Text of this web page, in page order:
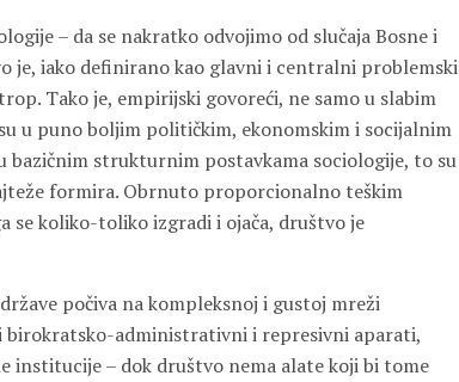
– da se nakratko odvojimo od slučaja Bosne i
je, iako definirano kao glavni i centralni problemski
Tako je, empirijski govoreći, ne samo u slabim
u puno boljim političkim, ekonomskim i socijalnim
bazičnim strukturnim postavkama sociologije, to su
formira. Obrnuto proporcionalno teškim
se koliko-toliko izgradi i ojača, društvo je
počiva na kompleksnoj i gustoj mreži
administrativni i represivni aparati,
institucije – dok društvo nema alate koji bi tome